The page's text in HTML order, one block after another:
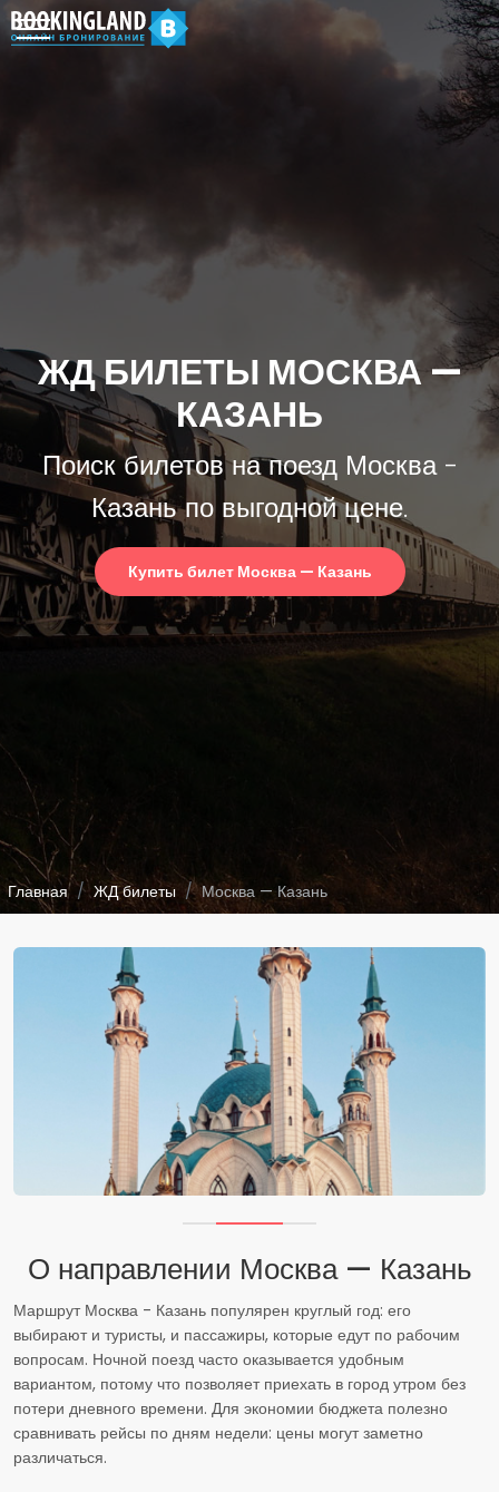
ЖД БИЛЕТЫ МОСКВА —
КАЗАНЬ
Поиск билетов на поезд Москва -
Казань по выгодной цене.
Купить билет Москва — Казань
Главная ЖД билеты Москва — Казань
О направлении Москва — Казань
Маршрут Москва - Казань популярен круглый год: его
выбирают и туристы, и пассажиры, которые едут по рабочим
вопросам. Ночной поезд часто оказывается удобным
вариантом, потому что позволяет приехать в город утром без
потери дневного времени. Для экономии бюджета полезно
сравнивать рейсы по дням недели: цены могут заметно
различаться.